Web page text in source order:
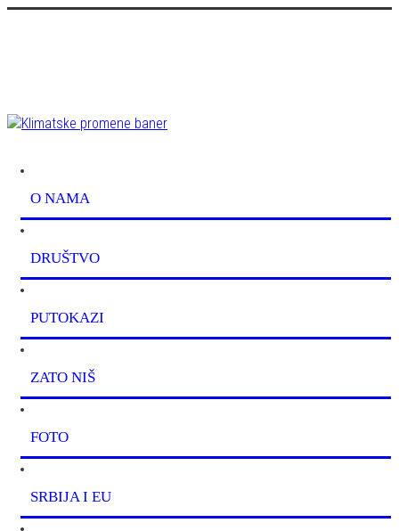
O NAMA
DRUŠTVO
PUTOKAZI
ZATO NIŠ
FOTO
SRBIJA I EU